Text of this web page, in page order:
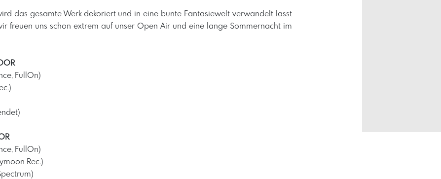
das gesamte Werk dekoriert und in eine bunte Fantasiewelt verwandelt lasst
freuen uns schon extrem auf unser Open Air und eine lange Sommernacht im
FullOn)
FullOn)
Rec.)